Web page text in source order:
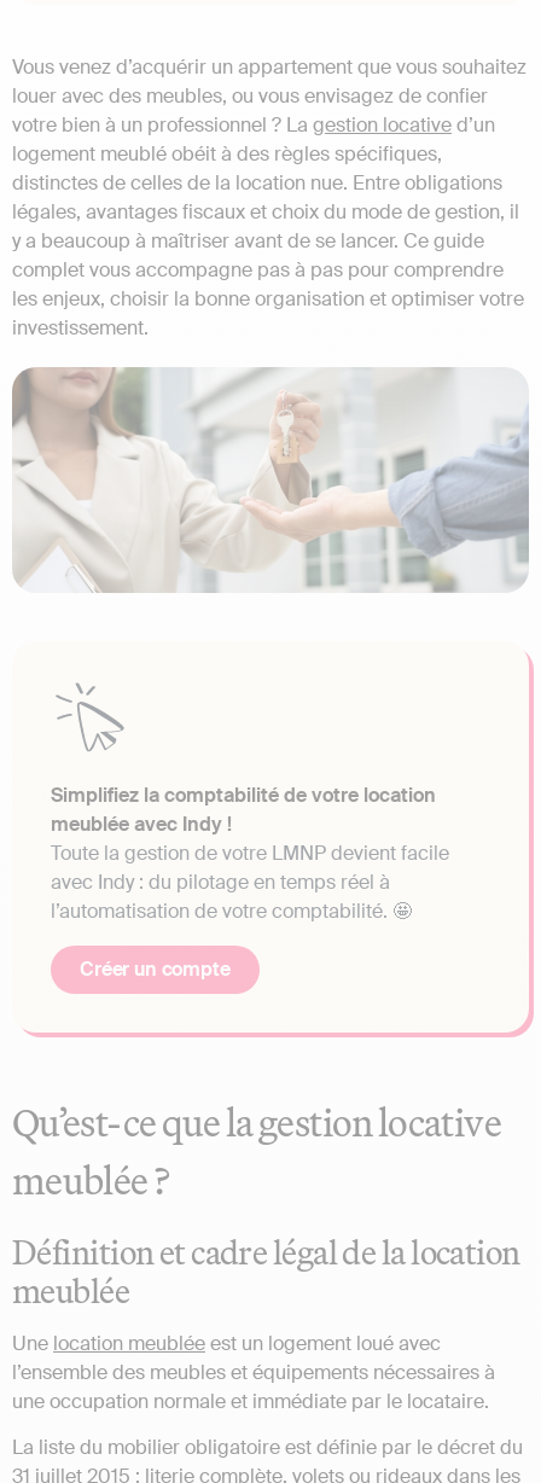
Vous venez d’acquérir un appartement que vous souhaitez
louer avec des meubles, ou vous envisagez de confier
votre bien à un professionnel ? La gestion locatived’un
logement meublé obéit à des règles spécifiques,
distinctes de celles de la location nue. Entre obligations
légales, avantages fiscaux et choix du mode de gestion, il
y a beaucoup à maîtriser avant de se lancer. Ce guide
complet vous accompagne pas à pas pour comprendre
les enjeux, choisir la bonne organisation et optimiser votre
investissement.
Simplifiez la comptabilité de votre location
meublée avec Indy !
Toute la gestion de votre LMNP devient facile
avec Indy : du pilotage en temps réel à
l’automatisation de votre comptabilité. 🤩
Créer un compte
Qu’est-ce que la gestion locative
meublée ?
Définition et cadre légal de la location
meublée
Une location meubléeest un logement loué avec
l’ensemble des meubles et équipements nécessaires à
une occupation normale et immédiate par le locataire.
La liste du mobilier obligatoire est définie par le décret du
31 juillet 2015 : literie complète, volets ou rideaux dans les